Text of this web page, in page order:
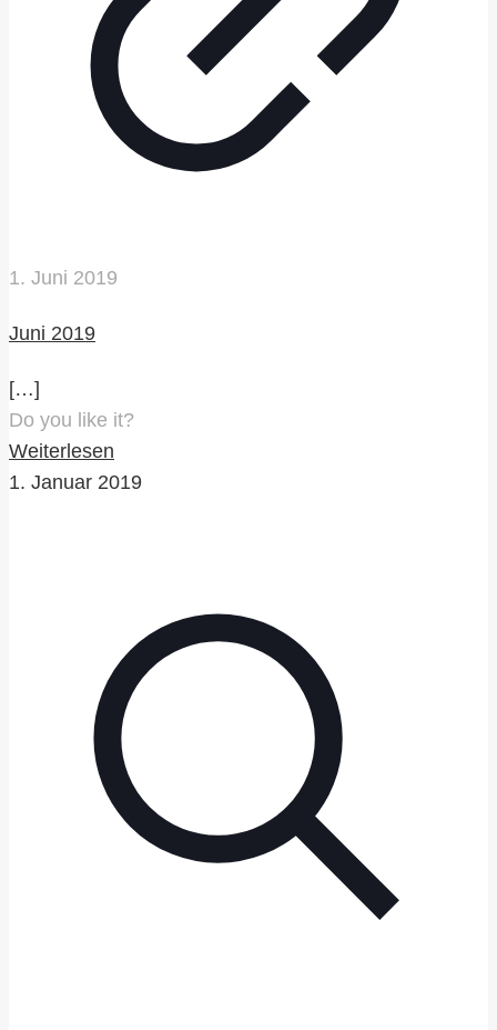
1. Juni 2019
Juni 2019
[…]
Do you like it?
Weiterlesen
1. Januar 2019